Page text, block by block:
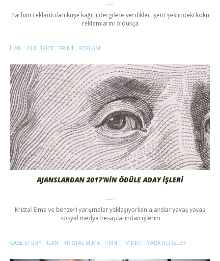
Parfüm reklamcıları kuşe kağıtlı dergilere verdikleri şerit şeklindeki koku
reklamlarını oldukça
ILAN OLD SPICE PRINT REKLAM
AJANSLARDAN 2017’NİN ÖDÜLE ADAY İŞLERİ
Kristal Elma ve benzeri yarışmalar yaklaşıyorken ajanslar yavaş yavaş
sosyal medya hesaplarından işlerini
CASE STUDY ILAN KRISTAL ELMA PRINT VIDEO YARATICI IŞLER